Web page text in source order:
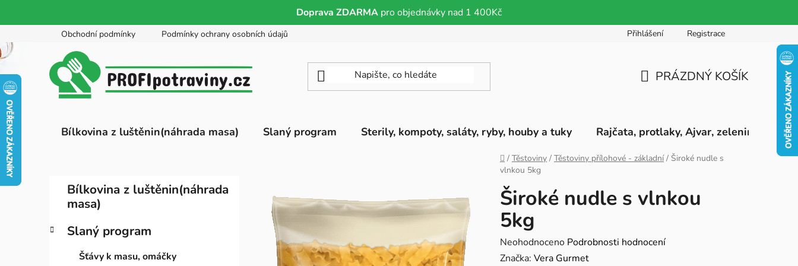
Doprava ZDARMA pro objednávky nad 1 400Kč
na
obsah
Obchodní podmínky Podmínky ochrany osobních údajů Přihlášení Registrace
PRÁZDNÝ KOŠÍK
Bílkovina z luštěnin(náhrada masa) Slaný program Sterily, kompoty, saláty, ryby, houby a tuky Rajčata, protlaky, Ajvar, zeleninová pyré
Domů
/ Těstoviny / Těstoviny přílohové - základní / Široké nudle s
vlnkou 5kg
t
Přeskočit
kategorie
g
Bílkovina z luštěnin(náhrada
masa)
Slaný program
Šťávy k masu, omáčky
Široké nudle s vlnkou
5kg
Průměrné
hodnocení
Neohodnoceno Podrobnosti hodnocení
Značka: Vera Gurmet